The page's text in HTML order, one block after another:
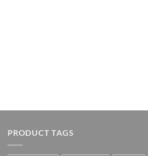
PRODUCT TAGS